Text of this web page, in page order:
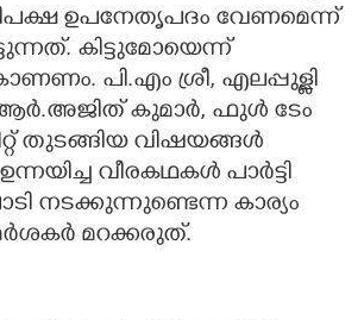
ഉപനേതൃപദം വേണമെന്ന്
കിട്ടുമോയെന്ന്
പി.എം ശ്രീ, എലപ്പുള്ളി
കുമാർ, ഫുൾ ടേം
തുടങ്ങിയ വിഷയങ്ങൾ
വീരകഥകൾ പാർട്ടി
നടക്കുന്നുണ്ടെന്ന കാര്യം
മറക്കരുത്.